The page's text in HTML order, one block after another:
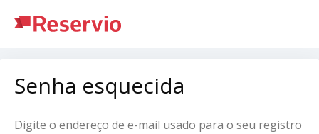
Senha esquecida
Digite o endereço de e-mail usado para o seu registro